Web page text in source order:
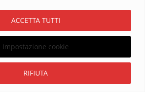
Impostazione cookie
RIFIUTA
ACCETTA TUTTI
Catechesi
Informativa Privacy
La buona Parola . All rights reserved.
&Designed byBizberg Themes